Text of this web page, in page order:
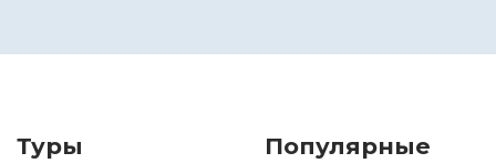
Туры
Популярные